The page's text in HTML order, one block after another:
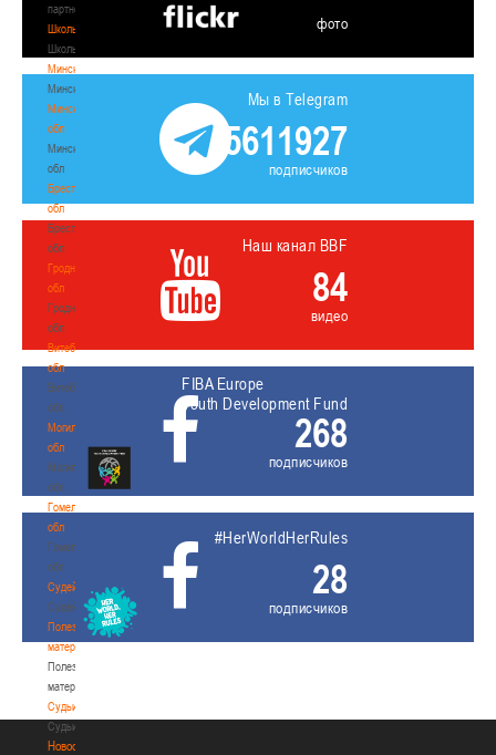
партнеры
Школы
Школы
Минск
Минск
Минская
обл
Минская
обл
Брестская
обл
Брестская
обл
Гродненская
обл
Гродненская
обл
Витебская
обл
Витебская
обл
Могилевская
обл
Могилевская
обл
Гомельская
обл
Гомельская
обл
Судейство
Судейство
Полезные
материалы
Полезные
материалы
Судьи
Судьи
Новости
фото
Мы в Telegram
5611927
подписчиков
Наш канал BBF
84
видео
FIBA Europe
Youth Development Fund
268
подписчиков
#HerWorldHerRules
28
подписчиков